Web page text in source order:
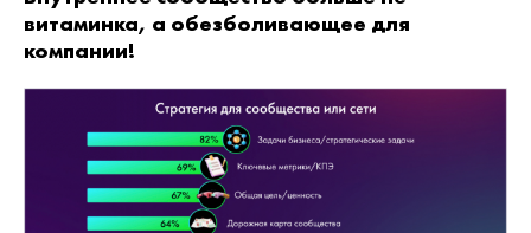
витаминка, а обезболивающее для
компании!